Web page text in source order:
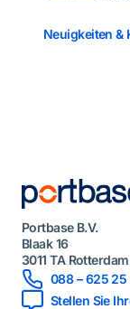
Neuigkeiten &
Portbase B.V.
Blaak 16
3011 TA Rotterdam
088 – 625 25
Stellen Sie